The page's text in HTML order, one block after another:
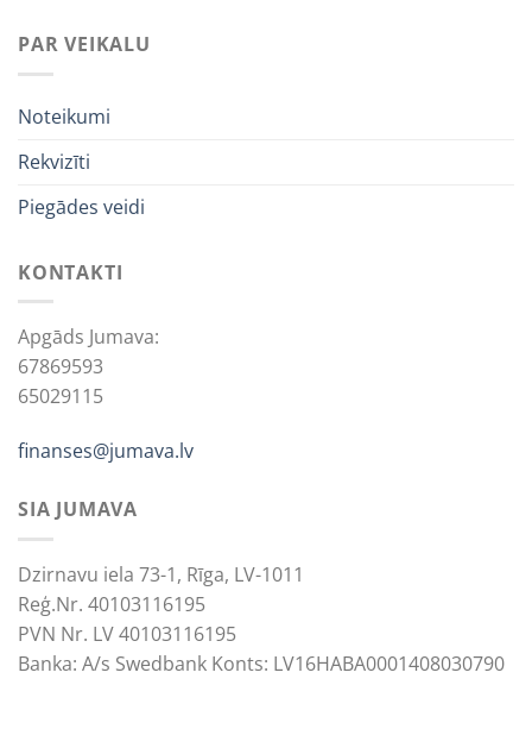
PAR VEIKALU
Noteikumi
Rekvizīti
Piegādes veidi
KONTAKTI
Apgāds Jumava:
67869593
65029115
finanses@jumava.lv
SIA JUMAVA
Dzirnavu iela 73-1, Rīga, LV-1011
Reģ.Nr. 40103116195
PVN Nr. LV 40103116195
Banka: A/s Swedbank Konts: LV16HABA0001408030790